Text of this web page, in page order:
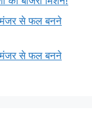
से फल बनने
से फल बनने